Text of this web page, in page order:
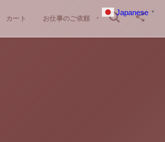
カート
CART お仕事のご依頼
CONTACT
Japanese ▼